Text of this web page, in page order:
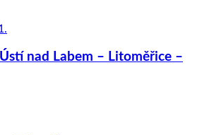
nad Labem – Litoměřice –